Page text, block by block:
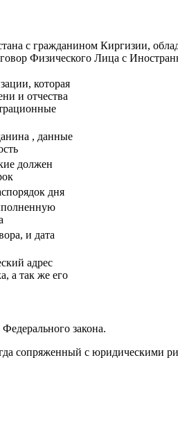
с гражданином Киргизии,
Физического Лица с
которая
и отчества
, данные
должен
дня
и дата
адрес
а так же его
закона.
сопряженный с юридическими